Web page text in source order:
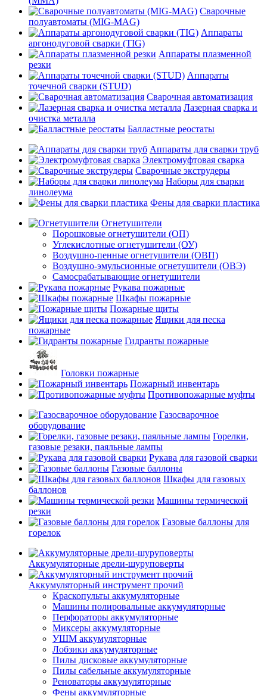
Сварочные
полуавтоматы (MIG-MAG)
Аппараты
аргонодуговой сварки (TIG)
Аппараты плазменной
резки
Аппараты
точечной сварки (STUD)
Сварочная автоматизация
Лазерная сварка и
очистка металла
Балластные реостаты
Аппараты для сварки труб
Электромуфтовая сварка
Сварочные экструдеры
Наборы для сварки
линолеума
Фены для сварки пластика
Огнетушители
Порошковые огнетушители (ОП)
Углекислотные огнетушители (ОУ)
Воздушно-пенные огнетушители (ОВП)
Воздушно-эмульсионные огнетушители (ОВЭ)
Самосрабатывающие огнетушители
Рукава пожарные
Шкафы пожарные
Пожарные щиты
Ящики для песка
пожарные
Гидранты пожарные
Головки пожарные
Пожарный инвентарь
Противопожарные муфты
Газосварочное
оборудование
Горелки,
газовые резаки, паяльные лампы
Рукава для газовой сварки
Газовые баллоны
Шкафы для газовых
баллонов
Машины термической
резки
Газовые баллоны для
горелок
Аккумуляторные дрели-шуруповерты
Аккумуляторный инструмент прочий
Краскопульты аккумуляторные
Машины полировальные аккумуляторные
Перфораторы аккумуляторные
Миксеры аккумуляторные
УШМ аккумуляторные
Лобзики аккумуляторные
Пилы дисковые аккумуляторные
Пилы сабельные аккумуляторные
Реноваторы аккумуляторные
Фены аккумуляторные